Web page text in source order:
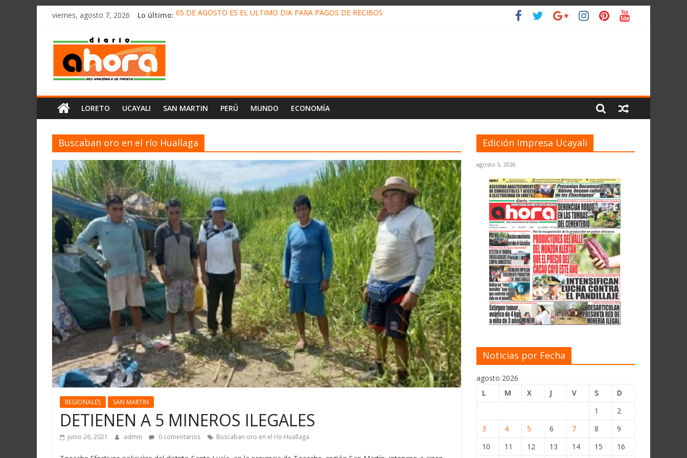
олимп казино
Saltarviernes, agosto 7, 2026 Lo último: 05 DE AGOSTO ES EL ÚLTIMO DÍA PARA PAGOS DE RECIBOS
Diario
Ahora
Cadena
Amazónica
de
Prensa
Noticias
del
Perú,
Mundo
,
Ucayali,
San
Martín
y
Loreto
LORETO UCAYALI SAN MARTIN PERÚ MUNDO ECONOMÍA
Buscaban oro en el río Huallaga
REGIONALES SAN MARTIN
DETIENEN A 5 MINEROS ILEGALES
junio 26, 2021 admin 0 comentarios Buscaban oro en el río Huallaga
Edición Impresa Ucayali
agosto 5, 2026
Noticias por Fecha
agosto 2026
L
M X J V S
D
1
2
3
4 5 6 7 8
9
10
11 12 13 14 15
16